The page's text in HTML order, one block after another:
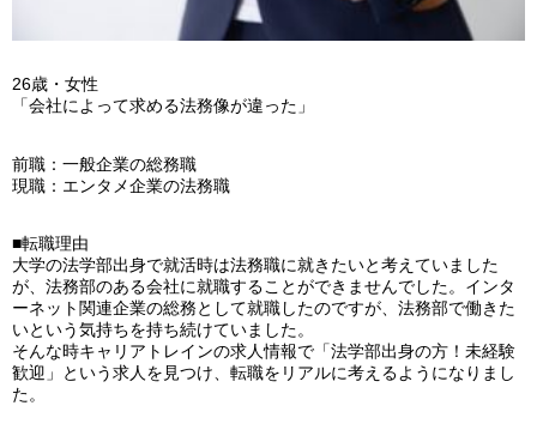
26歳・女性
「会社によって求める法務像が違った」
前職：一般企業の総務職
現職：エンタメ企業の法務職
■転職理由
大学の法学部出身で就活時は法務職に就きたいと考えていました
が、法務部のある会社に就職することができませんでした。インタ
ーネット関連企業の総務として就職したのですが、法務部で働きた
いという気持ちを持ち続けていました。
そんな時キャリアトレインの求人情報で「法学部出身の方！未経験
歓迎」という求人を見つけ、転職をリアルに考えるようになりまし
た。